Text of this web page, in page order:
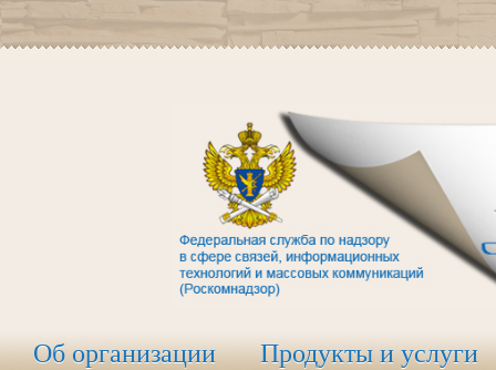
Об организации Продукты и услуги